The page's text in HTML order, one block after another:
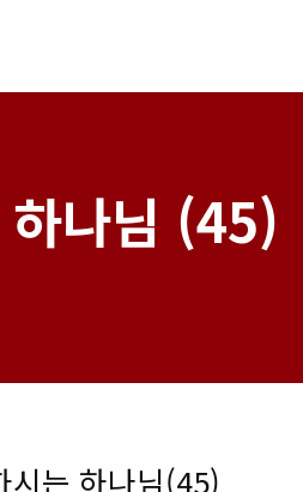
나님 (45)
는 하나님(45)